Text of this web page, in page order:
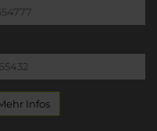
Infos